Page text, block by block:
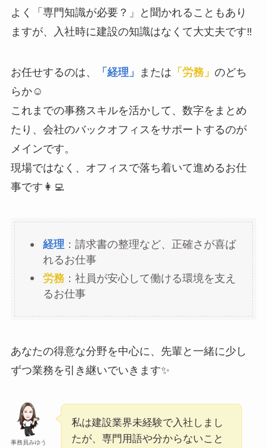
よく「専門知識が必要？」と聞かれることもあり
ますが、入社時に建設の知識はなくて大丈夫です‼️
お任せするのは、 「経理」 または 「労務」 のどち
らか☺️
これまでの事務スキルを活かして、数字をまとめ
たり、会社のバックオフィスをサポートするのが
メインです。
現場ではなく、オフィスで落ち着いて進めるお仕
事です👩‍💻
経理 ：請求書の整理など、正確さが喜ば
れるお仕事
労務：社員が安心して働ける環境を支え
るお仕事
あなたの得意な分野を中心に、先輩と一緒に少し
ずつ業務を引き継いでいきます✨
事務員みゆう
私は建設業界未経験で入社しまし
たが、専門用語や分からないこと